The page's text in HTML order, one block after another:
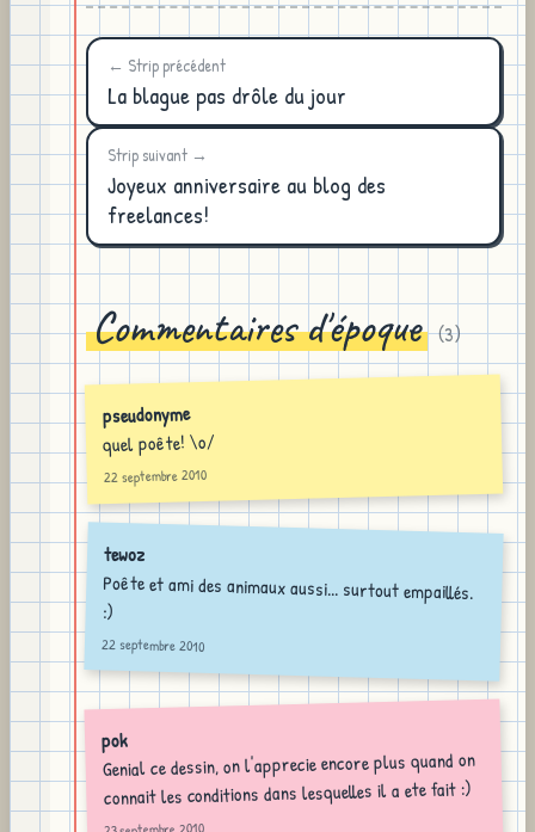
← Strip précédent
La blague pas drôle du jour
Strip suivant →
Joyeux anniversaire au blog des
freelances!
Commentaires d'époque (3)
pseudonyme
quel poête! \o/
22 septembre 2010
tewoz
Poête et ami des animaux aussi... surtout empaillés.
:)
22 septembre 2010
pok
Genial ce dessin, on l'apprecie encore plus quand on
connait les conditions dans lesquelles il a ete fait :)